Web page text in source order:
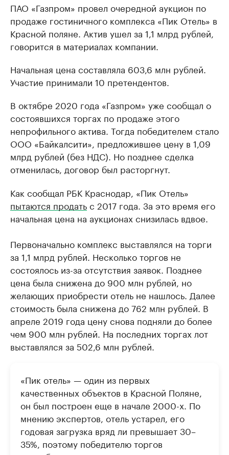
ПАО «Газпром» провел очередной аукцион по
продаже гостиничного комплекса «Пик Отель» в
Красной поляне. Актив ушел за 1,1 млрд рублей,
говорится в материалах компании.
Начальная цена составляла 603,6 млн рублей.
Участие принимали 10 претендентов.
В октябре 2020 года «Газпром» уже сообщал о
состоявшихся торгах по продаже этого
непрофильного актива. Тогда победителем стало
ООО «Байкалсити», предложившее цену в 1,09
млрд рублей (без НДС). Но позднее сделка
отменилась, договор был расторгнут.
Как сообщал РБК Краснодар, «Пик Отель»
пытаются продатьс 2017 года. За это время его
начальная цена на аукционах снизилась вдвое.
Первоначально комплекс выставлялся на торги
за 1,1 млрд рублей. Несколько торгов не
состоялось из-за отсутствия заявок. Позднее
цена была снижена до 900 млн рублей, но
желающих приобрести отель не нашлось. Далее
стоимость была снижена до 762 млн рублей. В
апреле 2019 года цену снова подняли до более
чем 900 млн рублей. На последних торгах лот
выставлялся за 502,6 млн рублей.
«Пик отель» — один из первых
качественных объектов в Красной Поляне,
он был построен еще в начале 2000-х. По
мнению экспертов, отель устарел, его
годовая загрузка вряд ли превышает 30–
35%, поэтому победителю торгов